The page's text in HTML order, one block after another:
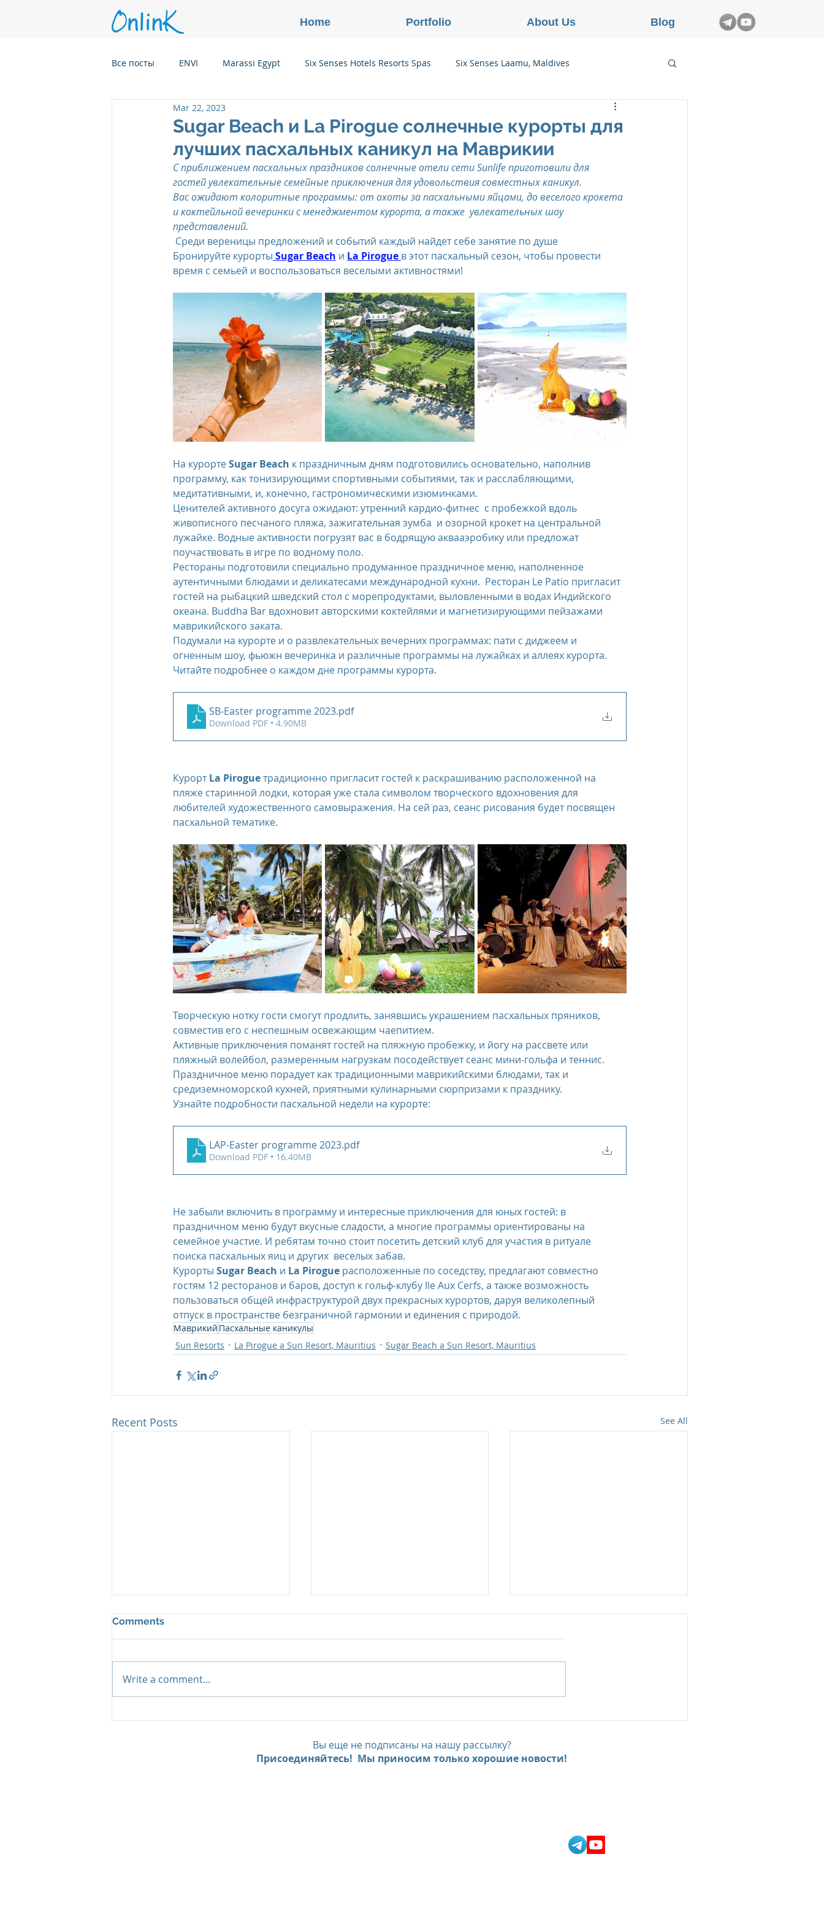
Все посты ENVI Marassi Egypt Six Senses Hotels Resorts Spas Six Senses Laamu, Maldives
Six Senses Kanuhura, Maldives
Six Senses Kaplankaya, Turkey Six Senses Douro Valley, Portugal Six Senses Courchevel, France
Six Senses Rome, Italy Six Senses Zil Pasyon, Seychelles Six Senses Vana, Индия
Six Senses CransMontana Switzerland Onlink Insights Oberoi Hotels & Resorts
The Oberoi Bali, Indonesia The Oberoi Lombok, Indonesia
The Oberoi Dubai, UAE The Oberoi Philae, Egypt The Oberoi Sahl Hasheesh, Egypt The Oberoi Zahra, Egypt
The Oberoi, Marrakech InterContinental Phuket Resort Regent Bali Canggu Eclat Beijing Пресс-релизы
Sugar Beach и La Pirogue солнечные курорты для
лучших пасхальных каникул на Маврикии
Mar 22, 2023
С приближением пасхальных праздников солнечные отели сети Sunlife приготовили для
гостей увлекательные семейные приключения для удовольствия совместных каникул.
Вас ожидают колоритные программы: от охоты за пасхальными яйцами, до веселого крокета
и коктейльной вечеринки с менеджментом курорта, а также  увлекательных шоу
представлений.
Среди вереницы предложений и событий каждый найдет себе занятие по душе
Бронируйте курорты Sugar Beach и La Pirogue в этот пасхальный сезон, чтобы провести
время с семьей и воспользоваться веселыми активностями!
На курорте Sugar Beach к праздничным дням подготовились основательно, наполнив
программу, как тонизирующими спортивными событиями, так и расслабляющими,
медитативными, и, конечно, гастрономическими изюминками.
Ценителей активного досуга ожидают: утренний кардио-фитнес  с пробежкой вдоль
живописного песчаного пляжа, зажигательная зумба  и озорной крокет на центральной
лужайке. Водные активности погрузят вас в бодрящую аквааэробику или предложат
поучаствовать в игре по водному поло.
Рестораны подготовили специально продуманное праздничное меню, наполненное
аутентичными блюдами и деликатесами международной кухни.  Ресторан Le Patio пригласит
гостей на рыбацкий шведский стол с морепродуктами, выловленными в водах Индийского
океана. Buddha Bar вдохновит авторскими коктейлями и магнетизирующими пейзажами
маврикийского заката.
Подумали на курорте и о развлекательных вечерних программах: пати с диджеем и
огненным шоу, фьюжн вечеринка и различные программы на лужайках и аллеях курорта.
Читайте подробнее о каждом дне программы курорта.
SB-Easter programme 2023.pdf
Download PDF • 4.90MB
Курорт La Pirogue традиционно пригласит гостей к раскрашиванию расположенной на
пляже старинной лодки, которая уже стала символом творческого вдохновения для
любителей художественного самовыражения. На сей раз, сеанс рисования будет посвящен
пасхальной тематике.
Творческую нотку гости смогут продлить, занявшись украшением пасхальных пряников,
совместив его с неспешным освежающим чаепитием.
Активные приключения поманят гостей на пляжную пробежку, и йогу на рассвете или
пляжный волейбол, размеренным нагрузкам посодействует сеанс мини-гольфа и теннис.
Праздничное меню порадует как традиционными маврикийскими блюдами, так и
средиземноморской кухней, приятными кулинарными сюрпризами к празднику.
Узнайте подробности пасхальной недели на курорте:
LAP-Easter programme 2023.pdf
Download PDF • 16.40MB
Не забыли включить в программу и интересные приключения для юных гостей: в
праздничном меню будут вкусные сладости, а многие программы ориентированы на
семейное участие. И ребятам точно стоит посетить детский клуб для участия в ритуале
поиска пасхальных яиц и других  веселых забав.
Курорты Sugar Beach и La Pirogue расположенные по соседству, предлагают совместно
гостям 12 ресторанов и баров, доступ к гольф-клубу Ile Aux Cerfs, а также возможность
пользоваться общей инфраструктурой двух прекрасных курортов, даруя великолепный
отпуск в пространстве безграничной гармонии и единения с природой.
Маврикий Пасхальные каникулы
Sun Resorts
La Pirogue a Sun Resort, Mauritius Sugar Beach a Sun Resort, Mauritius
Recent Posts See All
меньше, а отдыхать
дольше
посетить во время отдыха
Comments
Write a comment...
Вы еще не подписаны на нашу рассылку?
Присоединяйтесь! Мы приносим только хорошие новости!
Home Portfolio About Us Blog